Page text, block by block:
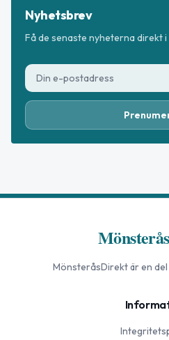
Nyhetsbrev
Få de senaste nyheterna direkt i
MönsteråsDirektär en del